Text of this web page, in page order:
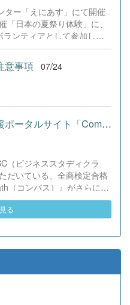
をよろしくお願いいたしま
ー「えにあす」にて開催
「日本の夏祭り体験」に、
ンティアとして参加しま
パール、アフガニスタンな
ーヨー釣りや綿あめ、盆踊
を彩った1年生や、経験
めました。 主催者の方か
顔で寄り添い、自分で考え
理解のマインドが自然と身
いただきました！ 教室の中
いフィールドで本領を発
。 教養科生、どんどん外へ
動力を磨き、世界を笑顔に
く皆さんを応援していま
意事項 07/24
【ＢＳＣ】全商検定対策支援ポータルサイト「Compath（コンパス）...
（ビジネススタディクラ
だいている、全商検定合格
（コンパス）』がさらにバ
今回もユーザーの皆様か
見をもとに、BSC部員のプ
のアップデートでは、ビジ
・情報処理・商業経済・財
ョンなど各ジャンルに及
一挙にリリースしました。
増加をはじめ、英語翻訳
認性の改善、SEO対策
る